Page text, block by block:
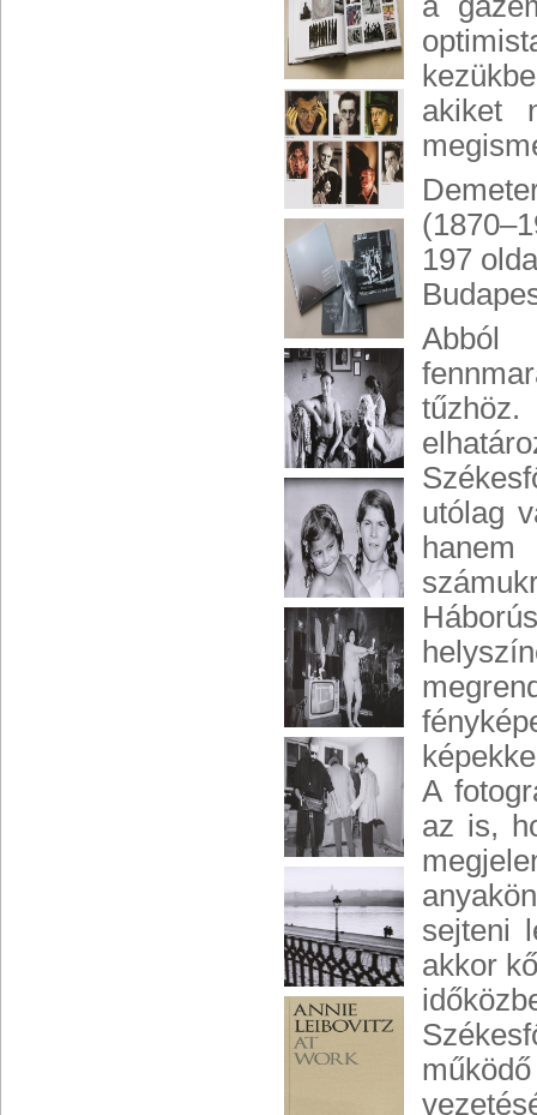
akiket
197
Abból
utólag
A
az is,
sejteni
akkor